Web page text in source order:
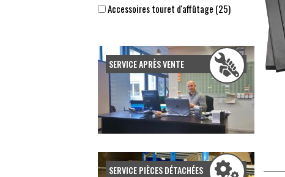
Accessoires touret d'affûtage (25)
SERVICE APRÈS VENTE
SERVICE PIÈCES DÉTACHÉES